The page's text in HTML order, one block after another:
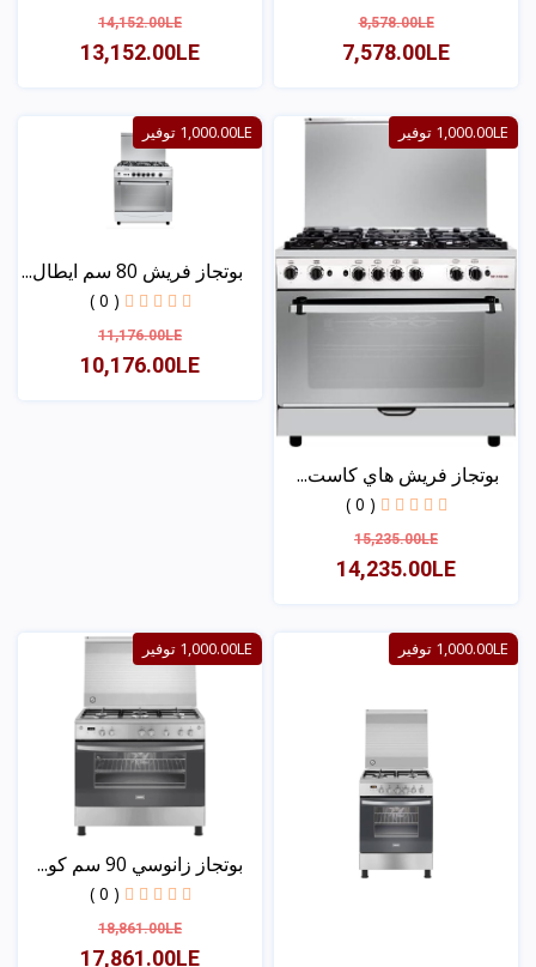
8,578.00LE
7,578.00LE
عرض
14,152.00LE
13,152.00LE
عرض
1,000.00LE توفير
بوتجاز فريش هاي كاست...
( 0 )
15,235.00LE
14,235.00LE
عرض
1,000.00LE توفير
بوتجاز فريش 80 سم ايطال...
( 0 )
11,176.00LE
10,176.00LE
1,000.00LE توفير 1,000.00LE توفير
بوتجاز زانوسي 90 سم كو...
( 0 )
18,861.00LE
17,861.00LE